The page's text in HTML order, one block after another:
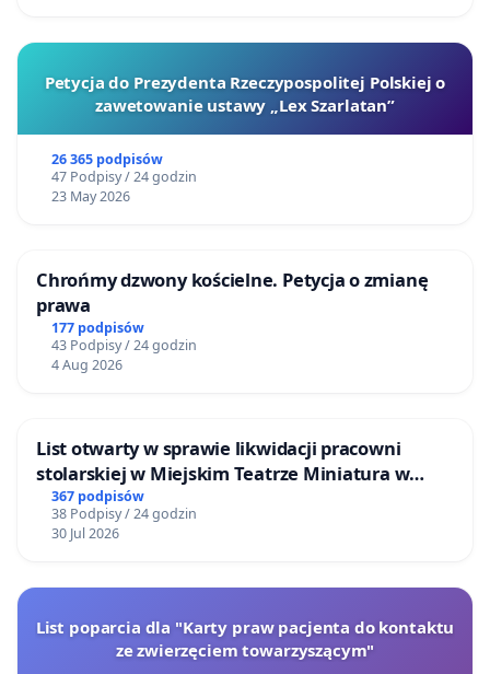
Petycja do Prezydenta Rzeczypospolitej Polskiej o
zawetowanie ustawy „Lex Szarlatan”
26 365 podpisów
47 Podpisy / 24 godzin
23 May 2026
Chrońmy dzwony kościelne. Petycja o zmianę
prawa
177 podpisów
43 Podpisy / 24 godzin
4 Aug 2026
List otwarty w sprawie likwidacji pracowni
stolarskiej w Miejskim Teatrze Miniatura w
Gdańsku
367 podpisów
38 Podpisy / 24 godzin
30 Jul 2026
List poparcia dla "Karty praw pacjenta do kontaktu
ze zwierzęciem towarzyszącym"